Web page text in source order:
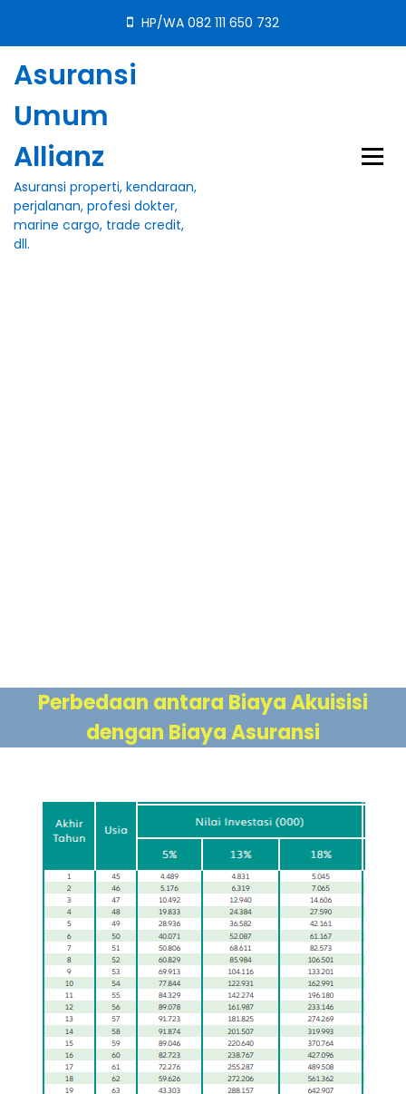
i
HP/WA 082 111 650 732
Asuransi
Umum
Allianz
Asuransi properti, kendaraan,
perjalanan, profesi dokter,
marine cargo, trade credit,
dll.
Perbedaan antara Biaya Akuisisi
dengan Biaya Asuransi